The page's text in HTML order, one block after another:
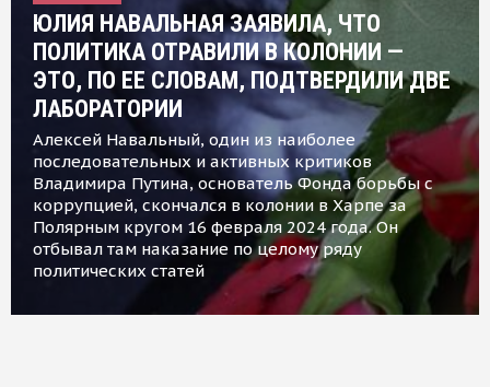
ЮЛИЯ НАВАЛЬНАЯ ЗАЯВИЛА, ЧТО
ПОЛИТИКА ОТРАВИЛИ В КОЛОНИИ —
ЭТО, ПО ЕЕ СЛОВАМ, ПОДТВЕРДИЛИ ДВЕ
ЛАБОРАТОРИИ
Алексей Навальный, один из наиболее
последовательных и активных критиков
Владимира Путина, основатель Фонда борьбы с
коррупцией, скончался в колонии в Харпе за
Полярным кругом 16 февраля 2024 года. Он
отбывал там наказание по целому ряду
политических статей